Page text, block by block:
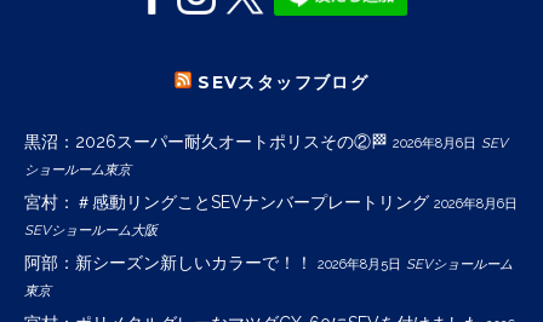
SEVスタッフブログ
黒沼：2026スーパー耐久オートポリスその②🏁 2026年8月6日 SEV
ショールーム東京
宮村：＃感動リングことSEVナンバープレートリング 2026年8月6日
SEVショールーム大阪
阿部：新シーズン新しいカラーで！！ 2026年8月5日 SEVショールーム
東京